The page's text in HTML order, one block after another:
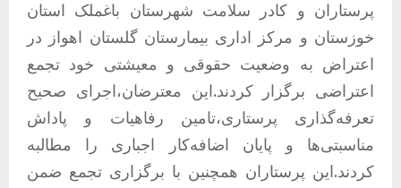
پرستاران و کادر سلامت شهرستان باغملک استان
خوزستان و مرکز اداری بیمارستان گلستان اهواز در
اعتراض به وضعیت حقوقی و معیشتی خود تجمع
اعتراضی برگزار کردند.این معترضان،اجرای صحیح
تعرفه‌گذاری پرستاری،تامین رفاهیات و پاداش
مناسبتی‌ها و پایان اضافه‌کار اجباری را مطالبه
کردند.این پرستاران همچنین با برگزاری تجمع ضمن